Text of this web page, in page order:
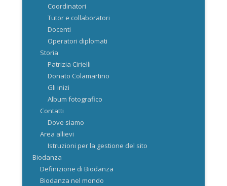
Coordinatori
Tutor e collaboratori
Docenti
Operatori diplomati
Storia
Patrizia Cirielli
Donato Colamartino
Gli inizi
Album fotografico
Contatti
Dove siamo
Area allievi
Istruzioni per la gestione del sito
Biodanza
Definizione di Biodanza
Biodanza nel mondo